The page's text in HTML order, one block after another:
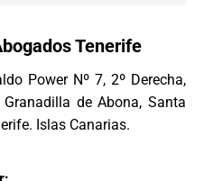
Tenerife
Power Nº 7, 2º Derecha,
Granadilla de Abona, Santa
Islas Canarias.